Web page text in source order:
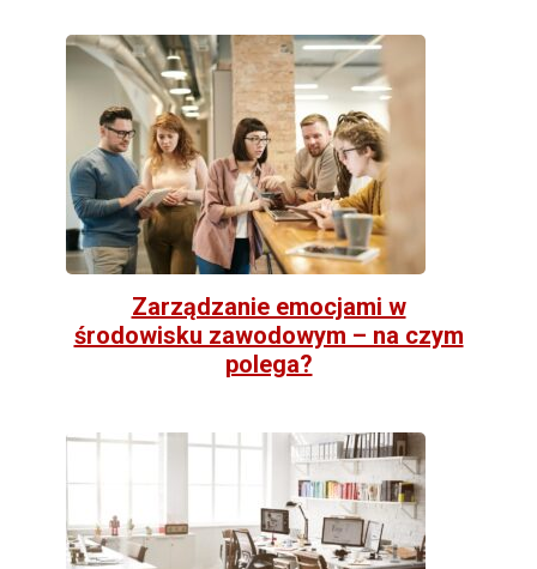
Zarządzanie emocjami w
środowisku zawodowym – na czym
polega?